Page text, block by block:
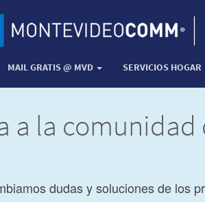
MAIL GRATIS @ MVD SERVICIOS HOGAR
a la
dudas y soluciones de los